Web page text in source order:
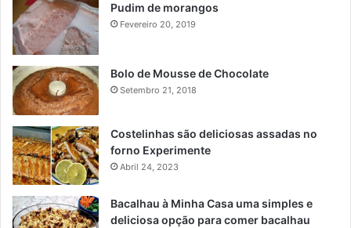
Pudim de morangos
Fevereiro 20, 2019
Bolo de Mousse de Chocolate
Setembro 21, 2018
Costelinhas são deliciosas assadas no
forno Experimente
Abril 24, 2023
Bacalhau à Minha Casa uma simples e
deliciosa opção para comer bacalhau